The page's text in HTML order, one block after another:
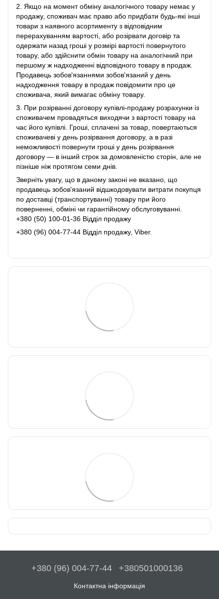
2. Якщо на момент обміну аналогічного товару немає у
продажу, споживач має право або придбати будь-які інші
товари з наявного асортименту з відповідним
перерахуванням вартості, або розірвати договір та
одержати назад гроші у розмірі вартості повернутого
товару, або здійснити обмін товару на аналогічний при
першому ж надходженні відповідного товару в продаж.
Продавець зобов'язаннями зобов'язаний у день
надходження товару в продаж повідомити про це
споживача, який вимагає обміну товару.
3. При розірванні договору купівлі-продажу розрахунки із
споживачем провадяться виходячи з вартості товару на
час його купівлі. Гроші, сплачені за товар, повертаються
споживачеві у день розірвання договору, а в разі
неможливості повернути гроші у день розірвання
договору ― в інший строк за домовленістю сторін, але не
пізніше ніж протягом семи днів.
Зверніть увагу, що в даному законі не вказано, що
продавець зобов'язаний відшкодовувати витрати покупця
по доставці (транспортуванні) товару при його
поверненні, обміні чи гарантійному обслуговуванні.
+380 (50) 100-01-36 Відділ продажу
+380 (96) 004-77-44 Відділ продажу, Viber.
+380 (96) 004-77-44 +380501000136
Контактна інформація